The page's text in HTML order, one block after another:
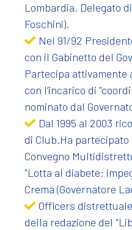
Lombardia. Delegato
Foschini).
Nel 91/92
con il Gabinetto del
Partecipa attivamente
con l’incarico di
nominato dal
Dal 1995 al 2003
di Club.Ha
Convegno
"Lotta al diabete:
Crema (Governatore
Officers
della redazione del